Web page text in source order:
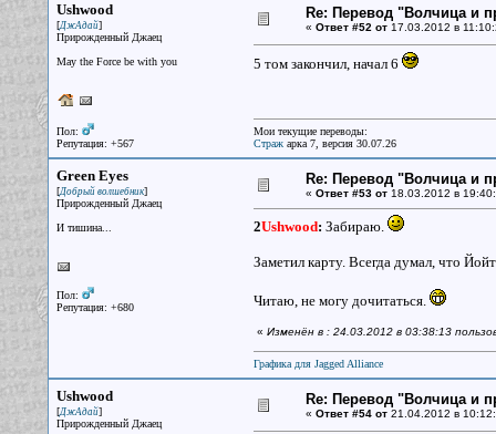
Ushwood
[ДжАдай]
Прирожденный Джаец
May the Force be with you
Пол:
Репутация: +567
Re: Перевод "Волчица и
« Ответ #52 от17.03.2012 в
5 том закончил, начал 6
Мои текущие переводы:
Стражарка 7, версия 30.07.26
Green Eyes
[Добрый волшебник]
Прирожденный Джаец
И тишина...
Пол:
Репутация: +680
Re: Перевод "Волчица и
« Ответ #53 от18.03.2012 в
2Ushwood: Забираю.
Заметил карту. Всегда думал, что
Читаю, не могу дочитаться.
« Изменён в : 24.03.2012 в 03:38:13
Графика для Jagged Alliance
Ushwood
[ДжАдай]
Прирожденный Джаец
Re: Перевод "Волчица и
« Ответ #54 от21.04.2012 в